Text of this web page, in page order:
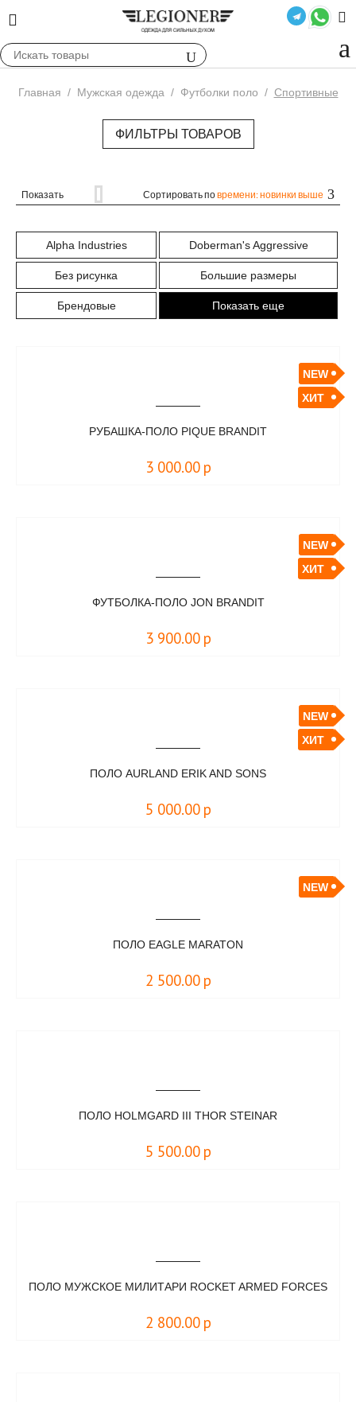
Главная / Мужская одежда / Футболки поло / Спортивные
ФИЛЬТРЫ ТОВАРОВ
Показать Сортировать повремени: новинки выше
Alpha Industries Doberman's Aggressive
Без рисунка Большие размеры
Брендовые Показать еще
NEW
ХИТ
РУБАШКА-ПОЛО PIQUE BRANDIT
3 000.00 р
NEW
ХИТ
ФУТБОЛКА-ПОЛО JON BRANDIT
3 900.00 р
NEW
ХИТ
ПОЛО AURLAND ERIK AND SONS
5 000.00 р
NEW
ПОЛО EAGLE MARATON
2 500.00 р
ПОЛО HOLMGARD III THOR STEINAR
5 500.00 р
ПОЛО МУЖСКОЕ МИЛИТАРИ ROCKET ARMED FORCES
2 800.00 р